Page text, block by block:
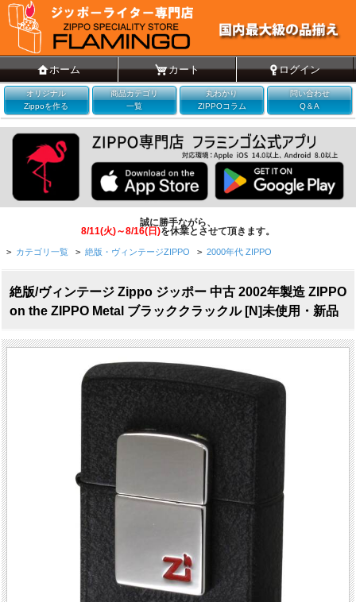
ホーム カート ログイン
オリジナル
Zippoを作る
商品カテゴリ
一覧
丸わかり
ZIPPOコラム
問い合わせ
Q＆A
誠に勝手ながら、
8/11(火)～8/16(日)を休業とさせて頂きます。
> カテゴリ一覧 > 絶版・ヴィンテージZIPPO > 2000年代 ZIPPO
絶版/ヴィンテージ Zippo ジッポー 中古 2002年製造 ZIPPO
on the ZIPPO Metal ブラッククラックル [N]未使用・新品